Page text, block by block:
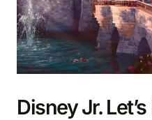
Disney Jr.